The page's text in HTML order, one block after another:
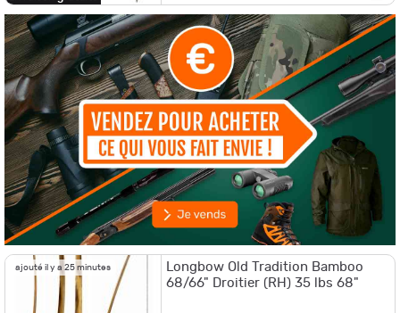
ajouté il y a 25 minutes
Longbow Old Tradition Bamboo
68/66" Droitier (RH) 35 lbs 68"